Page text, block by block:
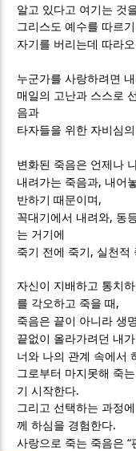
알고 있다고 여기는 것
그리스도 예수를 따르
자기를 버리는데 따라
누군가를 사랑하려면
매일의 고난과 스스로
음과
타자들을 위한 자비심
변화된 죽음은 언제나
내려가는 죽음과, 내어
반하기 때문이며 ,
꼭대기에서 내려와, 동
는 거기에
죽기 전에 죽기 , 실천적
자신이 지배하고 통치
를 각오하고 죽을 때 ,
죽음은 끝이 아니라 생
끝없이 올라가려던 내
너와 나의 관계 속에서
그로부터 마지못해 죽
기 시작한다.
그리고 선택하는 과정
께 하심을 경험한다.
사랑으로 죽는 죽음은“